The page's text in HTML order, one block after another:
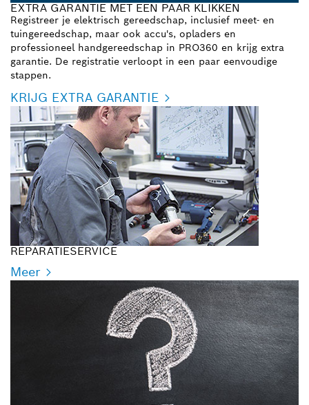
EXTRA GARANTIE MET EEN PAAR KLIKKEN
Registreer je elektrisch gereedschap, inclusief meet- en
tuingereedschap, maar ook accu's, opladers en
professioneel handgereedschap in PRO360 en krijg extra
garantie. De registratie verloopt in een paar eenvoudige
stappen.
KRIJG EXTRA GARANTIE
REPARATIESERVICE
Meer